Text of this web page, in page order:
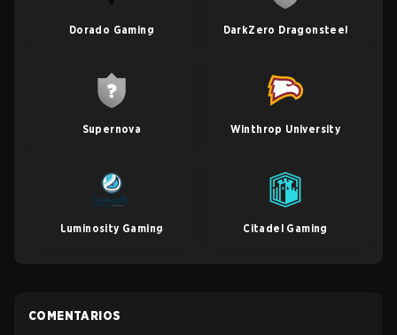
Dorado Gaming DarkZero Dragonsteel
Supernova Winthrop University
Luminosity Gaming Citadel Gaming
COMENTARIOS